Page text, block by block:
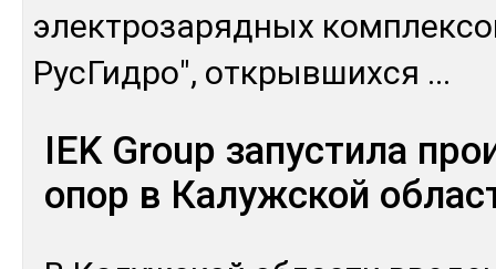
элек­тро­заряд­ных
Рус­Гид­ро", от­крыв­ших­ся ...
IEK Group запустила
опор в Калужской